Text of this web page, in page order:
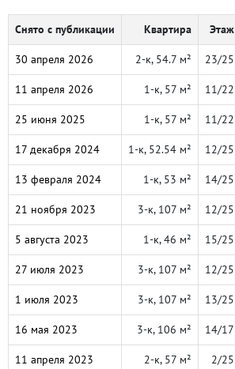
Снято с публикации Квартира Этаж
30 апреля 2026 2-к, 54.7 м² 23/25
11 апреля 2026 1-к, 57 м² 11/22
25 июня 2025 1-к, 57 м² 11/22
17 декабря 2024 1-к, 52.54 м² 12/25
13 февраля 2024 1-к, 53 м² 14/25
21 ноября 2023 3-к, 107 м² 12/25
5 августа 2023 1-к, 46 м² 15/25
27 июля 2023 3-к, 107 м² 12/25
1 июля 2023 3-к, 107 м² 13/25
16 мая 2023 3-к, 106 м² 14/17
11 апреля 2023 2-к, 57 м² 2/25